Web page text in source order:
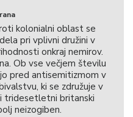
kolonialni oblast se
pri vplivni družini v
onkraj nemirov.
Ob vse večjem številu
pred antisemitizmom v
ki se združuje v
tridesetletni britanski
neizogiben.